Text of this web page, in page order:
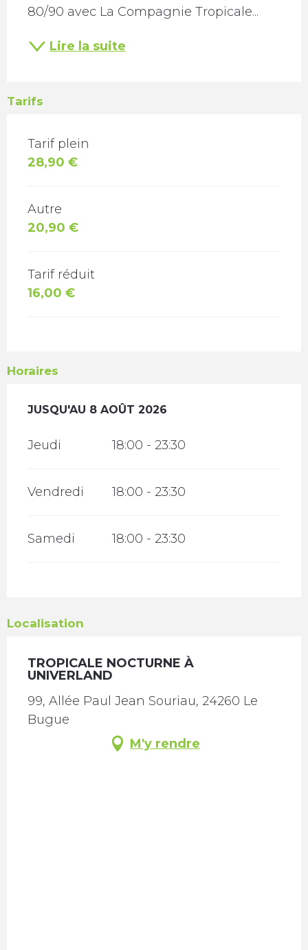
80/90 avec La Compagnie Tropicale...
Lire la suite
Tarifs
TARIFS 2026
Tarif plein
28,90 €
Autre
20,90 €
Tarif réduit
16,00 €
Horaires
DU5 AOÛT 2026AU8 AOÛT 2026
JUSQU'AU 8 AOÛT 2026
Jeudi 18:00 - 23:30
Vendredi 18:00 - 23:30
Samedi 18:00 - 23:30
Localisation
TROPICALE NOCTURNE À
UNIVERLAND
99, Allée Paul Jean Souriau, 24260 Le
Bugue
M'y rendre